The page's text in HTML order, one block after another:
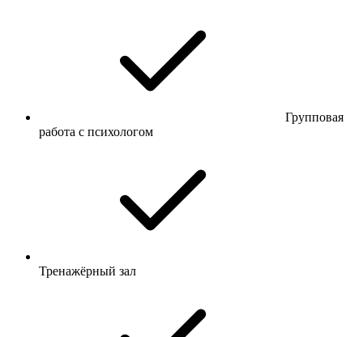
Групповая
работа с психологом
Тренажёрный зал